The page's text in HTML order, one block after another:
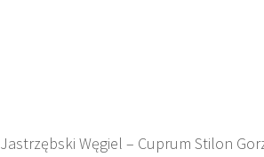
Jastrzębski Węgiel – Cuprum Stilon